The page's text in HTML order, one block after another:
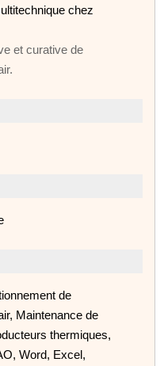
chez
et curative de
de
Maintenance de
thermiques,
Word, Excel,